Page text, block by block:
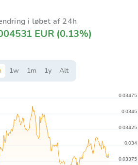
i løbet af 24h
EUR (0.13%)
1w 1m 1y Alt
0.03375
0.034
0.03425
0.0345
0.03475